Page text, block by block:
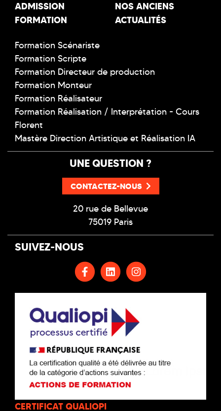
ADMISSION
FORMATION
NOS ANCIENS
ACTUALITÉS
Formation Scénariste
Formation Scripte
Formation Directeur de production
Formation Monteur
Formation Réalisateur
Formation Réalisation / Interprétation - Cours
Florent
Mastère Direction Artistique et Réalisation IA
UNE QUESTION ?
CONTACTEZ-NOUS
20 rue de Bellevue
75019 Paris
SUIVEZ-NOUS
CERTIFICAT QUALIOPI